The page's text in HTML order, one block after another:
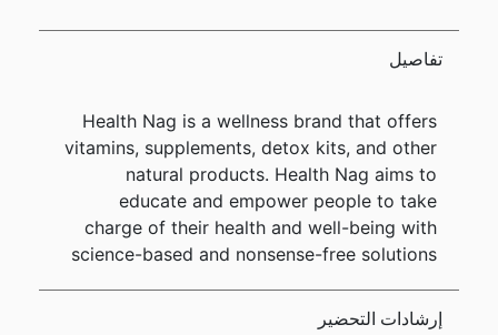
تفاصيل
Health Nag is a wellness brand that offers
vitamins, supplements, detox kits, and other
natural products. Health Nag aims to
educate and empower people to take
charge of their health and well-being with
science-based and nonsense-free solutions
إرشادات التحضير